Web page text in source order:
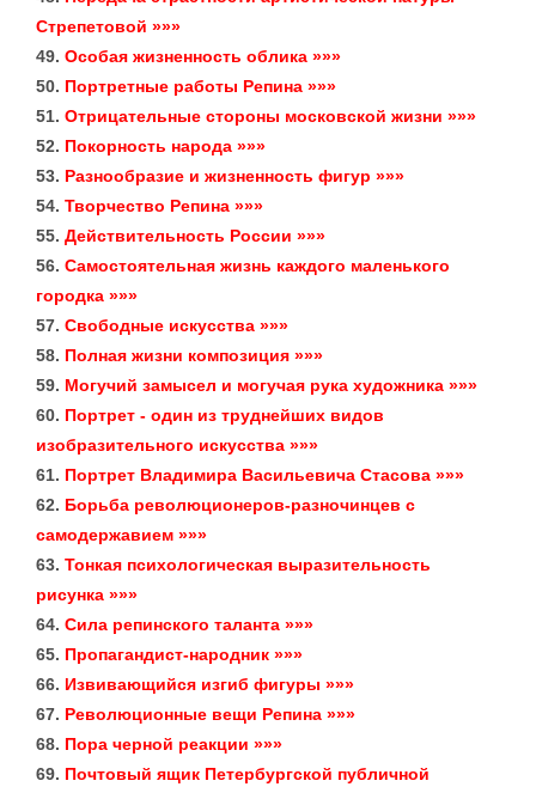
Стрепетовой »»»
49. Особая жизненность облика »»»
50. Портретные работы Репина »»»
51. Отрицательные стороны московской жизни »»»
52. Покорность народа »»»
53. Разнообразие и жизненность фигур »»»
54. Творчество Репина »»»
55. Действительность России »»»
56. Самостоятельная жизнь каждого маленького
городка »»»
57. Свободные искусства »»»
58. Полная жизни композиция »»»
59. Могучий замысел и могучая рука художника »»»
60. Портрет - один из труднейших видов
изобразительного искусства »»»
61. Портрет Владимира Васильевича Стасова »»»
62. Борьба революционеров-разночинцев с
самодержавием »»»
63. Тонкая психологическая выразительность
рисунка »»»
64. Сила репинского таланта »»»
65. Пропагандист-народник »»»
66. Извивающийся изгиб фигуры »»»
67. Революционные вещи Репина »»»
68. Пора черной реакции »»»
69. Почтовый ящик Петербургской публичной